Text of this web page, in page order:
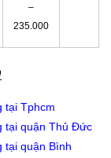
–
235.000
tại Tphcm
tại quận Thủ Đức
tại quận Bình